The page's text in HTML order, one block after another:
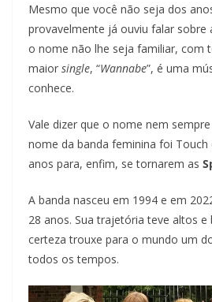
Mesmo que você não seja dos
provavelmente já ouviu falar sobre
o nome não lhe seja familiar, com
maior single, “Wannabe”, é uma
conhece.
Vale dizer que o nome nem
nome da banda feminina foi Touch
anos para, enfim, se tornarem as
A banda nasceu em 1994 e em
28 anos. Sua trajetória teve altos e
certeza trouxe para o mundo um
todos os tempos.